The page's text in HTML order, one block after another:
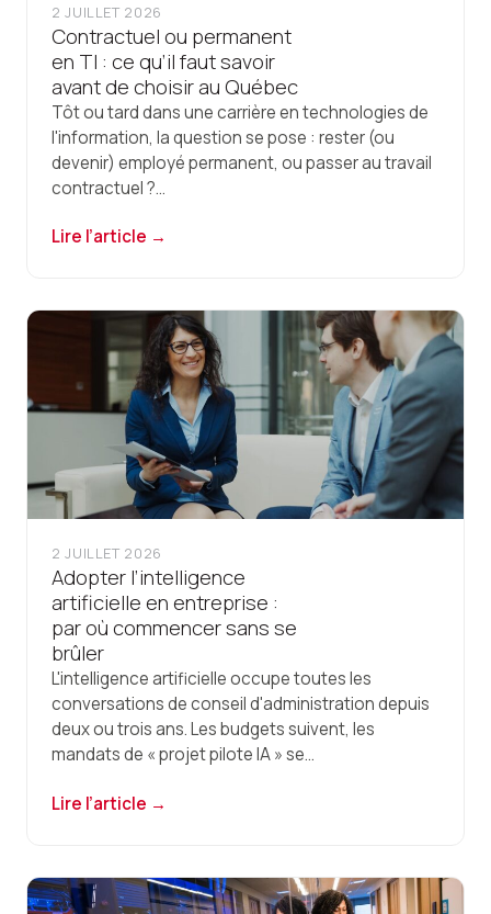
2 JUILLET 2026
Contractuel ou permanent
en TI : ce qu’il faut savoir
avant de choisir au Québec
Tôt ou tard dans une carrière en technologies de
l'information, la question se pose : rester (ou
devenir) employé permanent, ou passer au travail
contractuel ?...
Lire l’article →
2 JUILLET 2026
Adopter l’intelligence
artificielle en entreprise :
par où commencer sans se
brûler
L'intelligence artificielle occupe toutes les
conversations de conseil d'administration depuis
deux ou trois ans. Les budgets suivent, les
mandats de « projet pilote IA » se...
Lire l’article →